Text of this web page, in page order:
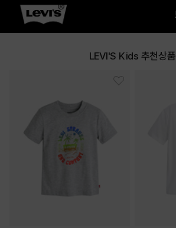
LEVI'S Kids 추천상품